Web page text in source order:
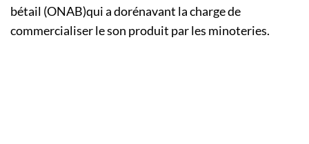
bétail (ONAB)qui a dorénavant la charge de
commercialiser le son produit par les minoteries.